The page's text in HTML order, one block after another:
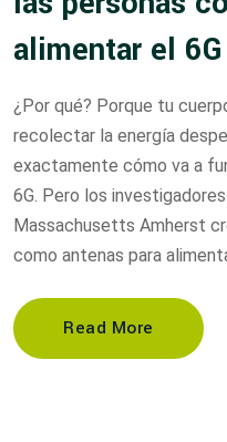
alimentar el 6G
¿Por qué? Porque tu
recolectar la energía
exactamente cómo va a
6G. Pero los
Massachusetts Amherst
como antenas para
Read More